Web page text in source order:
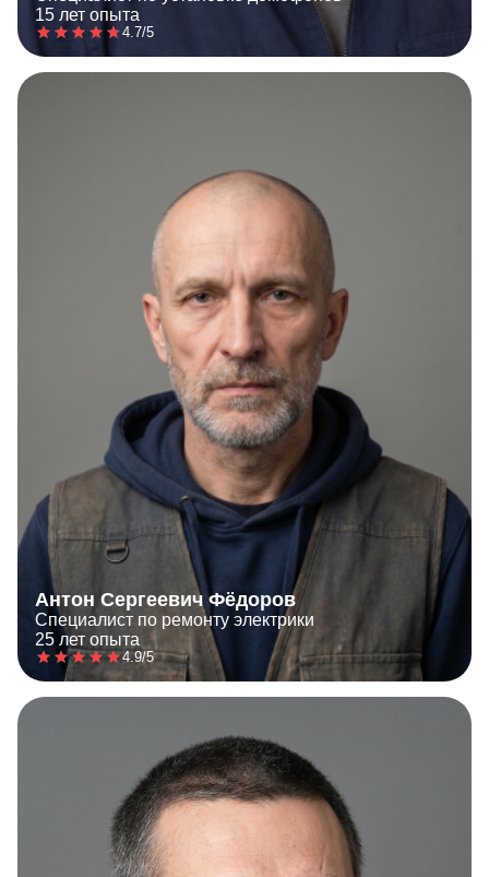
15 лет опыта
4.7/5
Антон Сергеевич Фёдоров
Специалист по ремонту электрики
25 лет опыта
4.9/5